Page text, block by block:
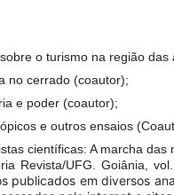
o turismo na região
no cerrado (coautor);
e poder (coautor);
e outros ensaios
científicas: A marcha
Revista/UFG. Goiânia,
publicados em diversos